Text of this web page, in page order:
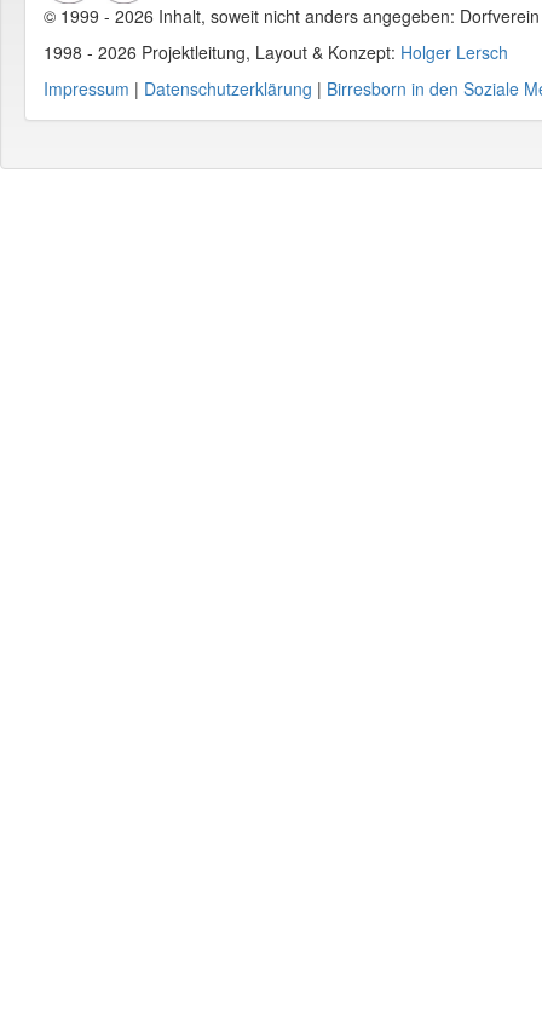
© 1999 - 2026 Inhalt, soweit nicht anders angegeben:
1998 - 2026 Projektleitung, Layout & Konzept: Holger Lersch
Impressum | Datenschutzerklärung | Birresborn in den Soziale